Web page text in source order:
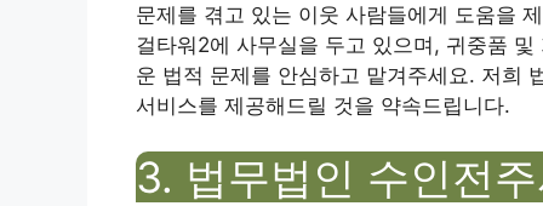
문제를 겪고 있는 이웃 사람들에게 도움을
걸타워2에 사무실을 두고 있으며, 귀중품
운 법적 문제를 안심하고 맡겨주세요. 저희
서비스를 제공해드릴 것을 약속드립니다.
3. 법무법인 수인전